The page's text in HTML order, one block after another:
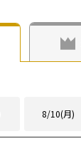
8/10(月)